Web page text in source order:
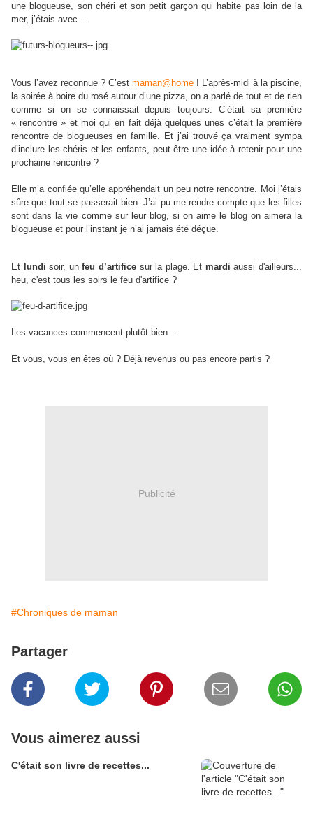
une blogueuse, son chéri et son petit garçon qui habite pas loin de la
mer, j’étais avec….
Vous l’avez reconnue ? C’est maman@home ! L’après-midi à la piscine,
la soirée à boire du rosé autour d’une pizza, on a parlé de tout et de rien
comme si on se connaissait depuis toujours. C’était sa première
« rencontre » et moi qui en fait déjà quelques unes c’était la première
rencontre de blogueuses en famille. Et j’ai trouvé ça vraiment sympa
d’inclure les chéris et les enfants, peut être une idée à retenir pour une
prochaine rencontre ?
Elle m’a confiée qu’elle appréhendait un peu notre rencontre. Moi j’étais
sûre que tout se passerait bien. J’ai pu me rendre compte que les filles
sont dans la vie comme sur leur blog, si on aime le blog on aimera la
blogueuse et pour l’instant je n’ai jamais été déçue.
Et lundi soir, unfeu d’artificesur la plage. Et mardi aussi d'ailleurs...
heu, c'est tous les soirs le feu d'artifice ?
Les vacances commencent plutôt bien…
Et vous, vous en êtes où ? Déjà revenus ou pas encore partis ?
Publicité
#Chroniques de maman
Partager
Vous aimerez aussi
C'était son livre de recettes...